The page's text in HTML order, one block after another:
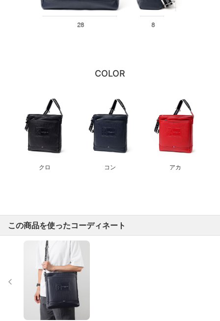
COLOR
クロ コン アカ
この商品を使ったコーディネート